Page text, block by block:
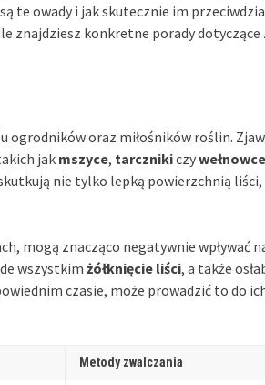
te owady i jak skutecznie im
znajdziesz konkretne porady
oraz miłośników roślin.
jak mszyce, tarcznikiczywełnowce
nie tylko lepką powierzchnią
mogą znacząco negatywnie wpływać
wszystkim żółknięcie liści, a także
czasie, może prowadzić to do
Metody zwalczania